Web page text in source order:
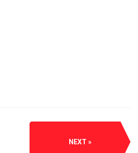
NEXT